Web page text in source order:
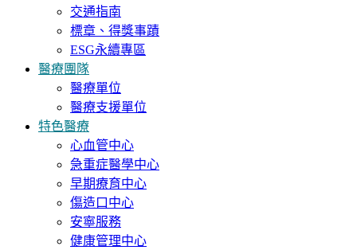
交通指南
標章、得獎事蹟
ESG永續專區
醫療團隊
醫療單位
醫療支援單位
特色醫療
心血管中心
急重症醫學中心
早期療育中心
傷造口中心
安寧服務
健康管理中心